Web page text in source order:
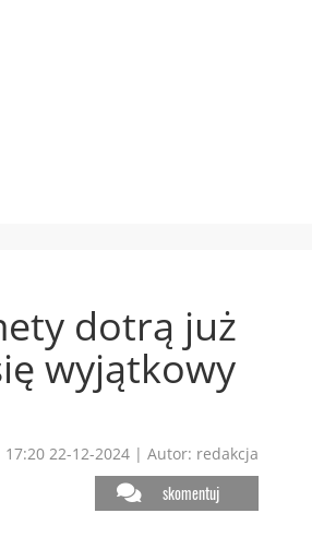
dotrą już
wyjątkowy
17:20 22-12-2024 | Autor: redakcja
skomentuj